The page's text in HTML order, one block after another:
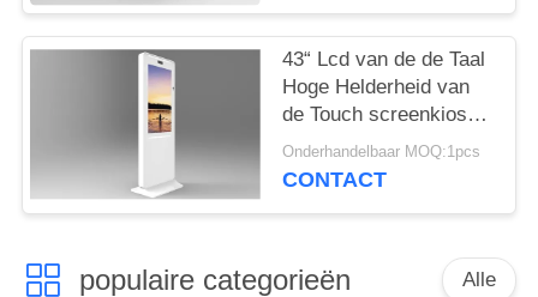
43“ Lcd van de de Taal
Hoge Helderheid van
de Touch screenkiosk
de Multiresolutie van
Hd Volledige
Onderhandelbaar MOQ:1pcs
CONTACT
populaire categorieën Alle